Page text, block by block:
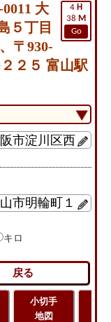
4 H
38 M
Go
大
５丁目
〒930-
２５ 富山駅
キロ
小切手
地図